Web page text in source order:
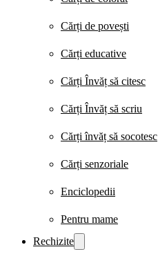
Cărți de povești
Cărți educative
Cărți Învăț să citesc
Cărți Învăț să scriu
Cărți învăț să socotesc
Cărți senzoriale
Enciclopedii
Pentru mame
Rechizite